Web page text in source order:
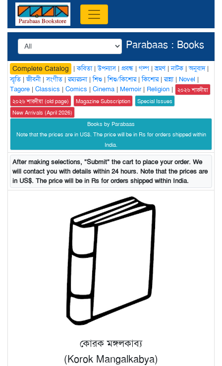
Parabaas : Books
Complete Catalog |কবিতা|উপন্যাস| প্রবন্ধ | গল্প |ভ্রমণ|নাটক |অনুবাদ|
স্মৃতি |জীবনী|সংগীত |রম্যরচনা|শিশু |শিশু/কিশোর|কিশোর|রান্না| Novel |
Tagore | Classics | Comics | Cinema | Memoir| Religion |
২০২৬ শারদীয়া
২০২৬ শারদীয়া (old page)
Magazine Subscription
Special Issues
New Arrivals (April 2026)
Books by Parabaas
Note that the prices are in US$. The price will be in Rs for orders shipped within
India.
After making selections, "Submit" the cart to place your order. We
will contact you with details within 24 hours. Note that the prices are
in US$. The price will be in Rs for orders shipped within India.
কোরক মঙ্গলকাব্য
(Korok Mangalkabya)